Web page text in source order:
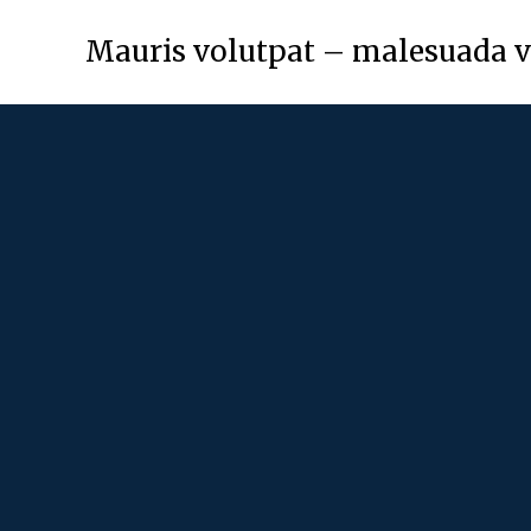
Mauris volutpat – malesuada